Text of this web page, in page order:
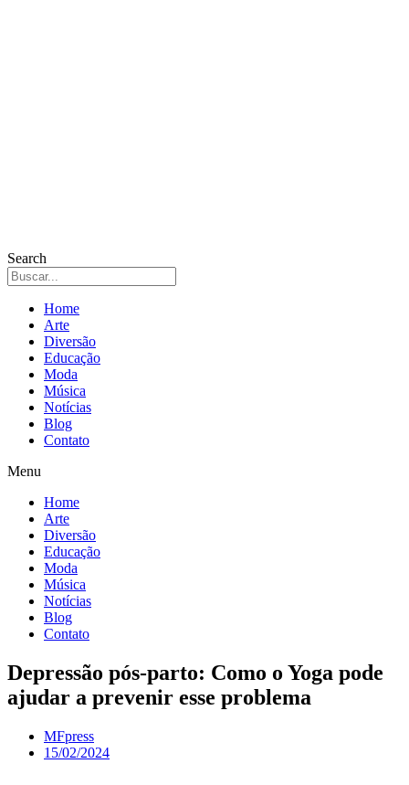
Search
Home
Arte
Diversão
Educação
Moda
Música
Notícias
Blog
Contato
Menu
Home
Arte
Diversão
Educação
Moda
Música
Notícias
Blog
Contato
Depressão pós-parto: Como o Yoga pode
ajudar a prevenir esse problema
MFpress
15/02/2024